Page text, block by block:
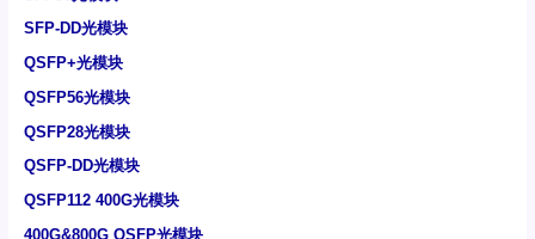
SFP-DD光模块
QSFP+光模块
QSFP56光模块
QSFP28光模块
QSFP-DD光模块
QSFP112 400G光模块
400G&800G OSFP光模块